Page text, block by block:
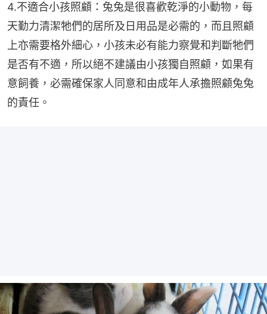
4.不適合小孩照顧：兔兔是很喜歡乾淨的小動物，每
天勤力清潔牠們的居所及日用品是必需的，而且照顧
上亦需要格外細心，小孩未必有能力察覺和判斷牠們
是否有不適，所以絕不建議由小孩獨自照顧，如果有
意飼養，必需確保家人同意和由成年人承擔照顧兔兔
的責任。